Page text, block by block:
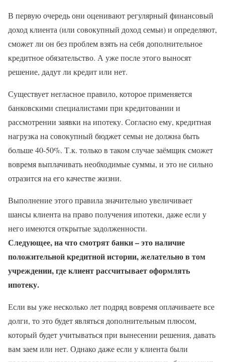
В первую очередь они оценивают регулярный финансовый
доход клиента (или совокупный доход семьи) и определяют,
сможет ли он без проблем взять на себя дополнительное
кредитное обязательство. А уже после этого выносят
решение, дадут ли кредит или нет.
Существует негласное правило, которое применяется
банковскими специалистами при кредитовании и
рассмотрении заявки на ипотеку. Согласно ему, кредитная
нагрузка на совокупный бюджет семьи не должна быть
больше 40-50%. Т.к. только в таком случае заёмщик сможет
вовремя выплачивать необходимые суммы, и это не сильно
отразится на его качестве жизни.
Выполнение этого правила значительно увеличивает
шансы клиента на право получения ипотеки, даже если у
него имеются открытые задолженности.
Следующее, на что смотрят банки – это наличие
положительной кредитной истории, желательно в том
учреждении, где клиент рассчитывает оформлять
ипотеку.
Если вы уже несколько лет подряд вовремя оплачиваете все
долги, то это будет являться дополнительным плюсом,
который будет учитываться при вынесении решения, давать
вам заем или нет. Однако даже если у клиента были